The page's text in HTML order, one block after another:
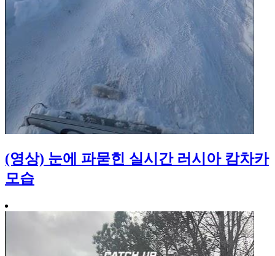
(영상) 눈에 파묻힌 실시간 러시아 캄차카
모습